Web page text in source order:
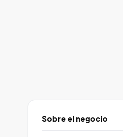
Sobre el negocio